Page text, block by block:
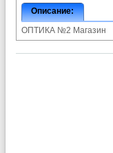
Описание:
ОПТИКА №2 Магазин